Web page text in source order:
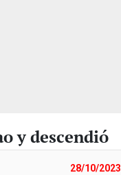
y descendió
28/10/2023